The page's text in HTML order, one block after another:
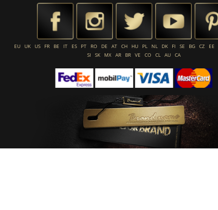
EU UK US FR BE IT ES PT RO DE AT CH HU PL NL DK FI SE BG CZ
EE
SI
SK MX AR BR VE CO CL AU CA